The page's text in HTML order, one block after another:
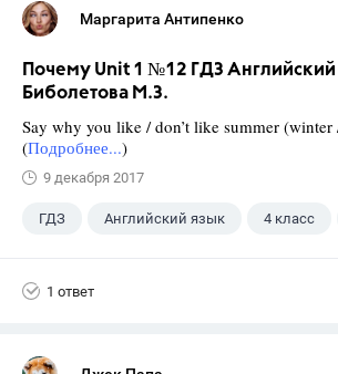
Маргарита Антипенко
Почему Unit 1 №12 ГДЗ Английский
Биболетова М.З.
Say why you like / don’t like summer
(Подробнее...)
9 декабря 2017
ГДЗ Английский язык 4 класс
1 ответ